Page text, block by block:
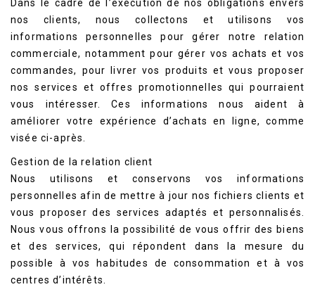
Dans le cadre de l’exécution de nos obligations envers
nos clients, nous collectons et utilisons vos
informations personnelles pour gérer notre relation
commerciale, notamment pour gérer vos achats et vos
commandes, pour livrer vos produits et vous proposer
nos services et offres promotionnelles qui pourraient
vous intéresser. Ces informations nous aident à
améliorer votre expérience d’achats en ligne, comme
visée ci-après.
Gestion de la relation client
Nous utilisons et conservons vos informations
personnelles afin de mettre à jour nos fichiers clients et
vous proposer des services adaptés et personnalisés.
Nous vous offrons la possibilité de vous offrir des biens
et des services, qui répondent dans la mesure du
possible à vos habitudes de consommation et à vos
centres d’intérêts.